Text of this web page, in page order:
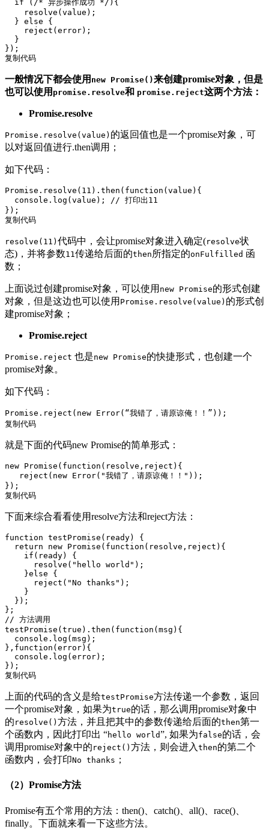
if ( /* 异步操作成功 */ ){
    resolve(value);
  }
else {
    reject(error);
  }
复制代码
一般情况下都会使用 new Promise()来创建promise对象，但是
也可以使用 promise.resolve和 promise.reject这两个方法：
Promise.resolve
Promise.resolve(value) 的返回值也是一个promise对象，可
以对返回值进行.then调用；
如下代码：
Promise .resolve( 11 ).then( function ( value ) {
console .log(value); // 打印出11
复制代码
resolve(11) 代码中，会让promise对象进入确定(resolve状
态)，并将参数11传递给后面的then 所指定的onFulfilled 函
数；
上面说过创建promise对象，可以使用 new Promise的形式创建
对象，但是这边也可以使用 Promise.resolve(value) 的形式创
建promise对象；
Promise.reject
Promise.reject 也是new Promise的快捷形式，也创建一个
promise对象。
如下代码：
Promise .reject( new Error
复制代码
就是下面的代码new Promise的简单形式：
new Promise ( function ( resolve,reject ) {
   reject(
new Error( "我错了，请原谅俺！！" ));
复制代码
下面来综合看看使用resolve方法和reject方法：
function testPromise ( ready) {
return
new Promise ( function ( resolve,reject ) {
if (ready) {
      resolve(
"hello world" );
    }
else {
      reject(
"No thanks" );
    }
  });
// 方法调用
testPromise( true ).then( function ( msg ) {
console .log(msg);
}, function ( error) {
console .log(error);
复制代码
上面的代码的含义是给testPromise方法传递一个参数，返回
一个promise对象，如果为true的话，那么调用promise对象中
的 resolve() 方法，并且把其中的参数传递给后面的then第一
个函数内，因此打印出 “hello world”, 如果为false的话，会
调用promise对象中的 reject() 方法，则会进入 then的第二个
函数内，会打印No thanks ；
（2）Promise方法
Promise有五个常用的方法：then()、catch()、all()、race()、
finally。下面就来看一下这些方法。